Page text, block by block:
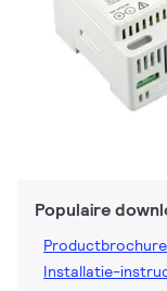
Populaire
Productbrochure
Installatie-